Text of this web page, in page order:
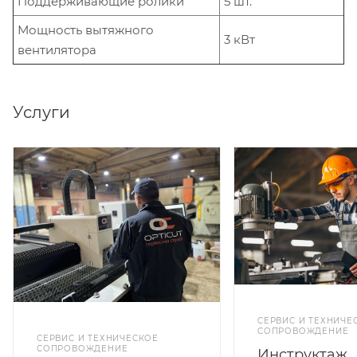
Мощность вытяжного
вентилятора
3 кВт
Услуги
СЕРВИС И ТЕХНИЧЕСКОЕ
СОПРОВОЖДЕНИЕ
СЕРВИС И
СОПРОВОЖДЕНИЕ